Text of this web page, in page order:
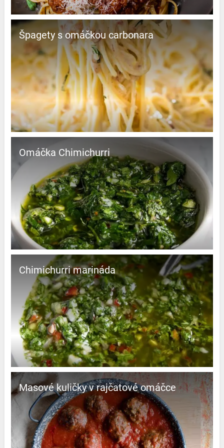
Špagety s omáčkou carbonara
Omáčka Chimichurri
Chimichurri marináda
Masové kuličky v rajčatové omáčce